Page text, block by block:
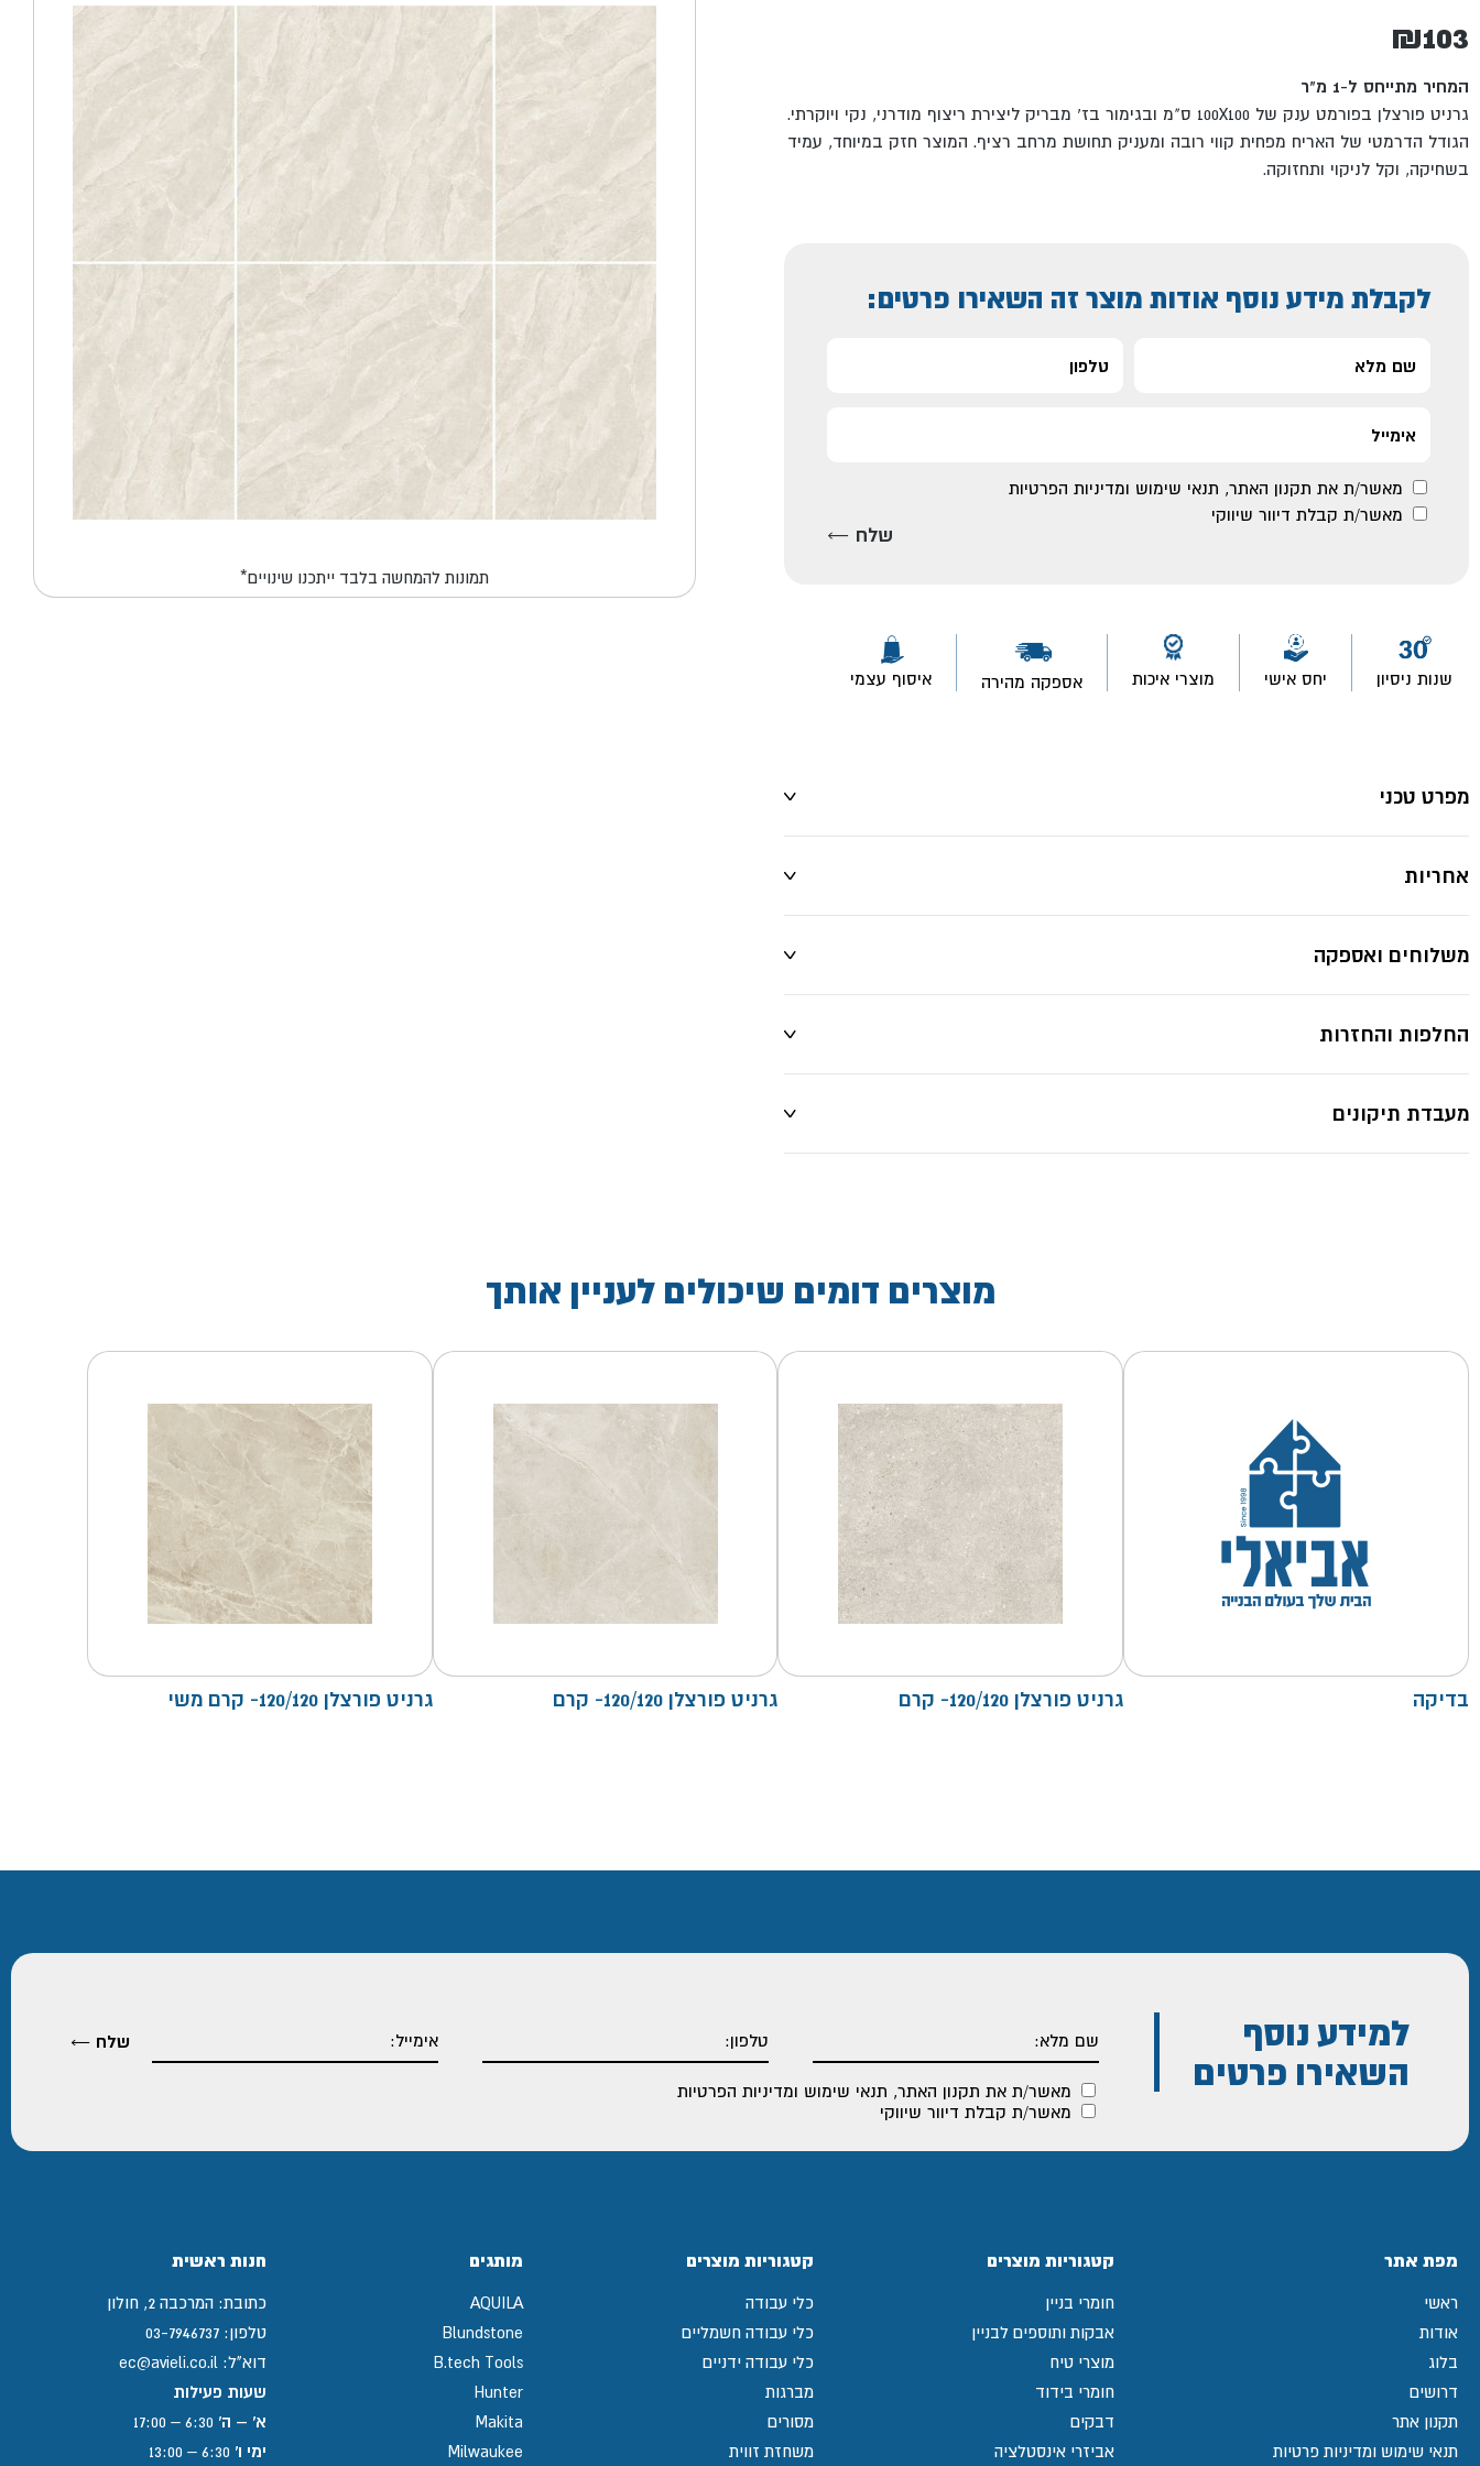
₪103
המחיר מתייחס ל-1 מ"ר
גרניט פורצלן בפורמט ענק של 100X100 ס"מ ובגימור בז' מבריק ליצירת ריצוף מודרני, נקי ויוקרתי.
הגודל הדרמטי של האריח מפחית קווי רובה ומעניק תחושת מרחב רציף. המוצר חזק במיוחד, עמיד
בשחיקה, וקל לניקוי ותחזוקה.
לקבלת מידע נוסף אודות מוצר זה השאירו פרטים:
מאשר/ת את תקנון האתר, תנאי שימוש ומדיניות הפרטיות
מאשר/ת קבלת דיוור שיווקי
שנות ניסיון יחס אישי מוצרי איכות אספקה מהירה איסוף עצמי
מפרט טכני
אחריות
משלוחים ואספקה
החלפות והחזרות
מעבדת תיקונים
*תמונות להמחשה בלבד ייתכנו שינויים
מוצרים דומים שיכולים לעניין אותך
בדיקה גרניט פורצלן 120/120- קרם גרניט פורצלן 120/120- קרם גרניט פורצלן 120/120- קרם משי
למידע נוסף
השאירו פרטים
מאשר/ת את תקנון האתר, תנאי שימוש ומדיניות הפרטיות
מאשר/ת קבלת דיוור שיווקי
מפת אתר
ראשי
אודות
בלוג
דרושים
תקנון אתר
תנאי שימוש ומדיניות פרטיות
קטגוריות מוצרים
חומרי בניין
אבקות ותוספים לבניין
מוצרי טיח
חומרי בידוד
דבקים
אביזרי אינסטלציה
קטגוריות מוצרים
כלי עבודה
כלי עבודה חשמליים
כלי עבודה ידניים
מברגות
מסורים
משחזת זווית
מותגים
AQUILA
Blundstone
B.tech Tools
Hunter
Makita
Milwaukee
חנות ראשית
כתובת: המרכבה 2, חולון
טלפון: 03-7946737
דוא"ל: ec@avieli.co.il
שעות פעילות
א' – ה'
ימי ו'